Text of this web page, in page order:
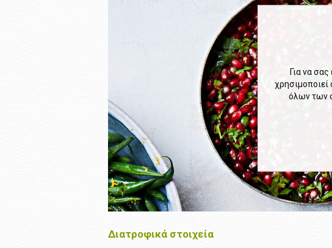
Διατροφικά στοιχεία
Για να
όλων των